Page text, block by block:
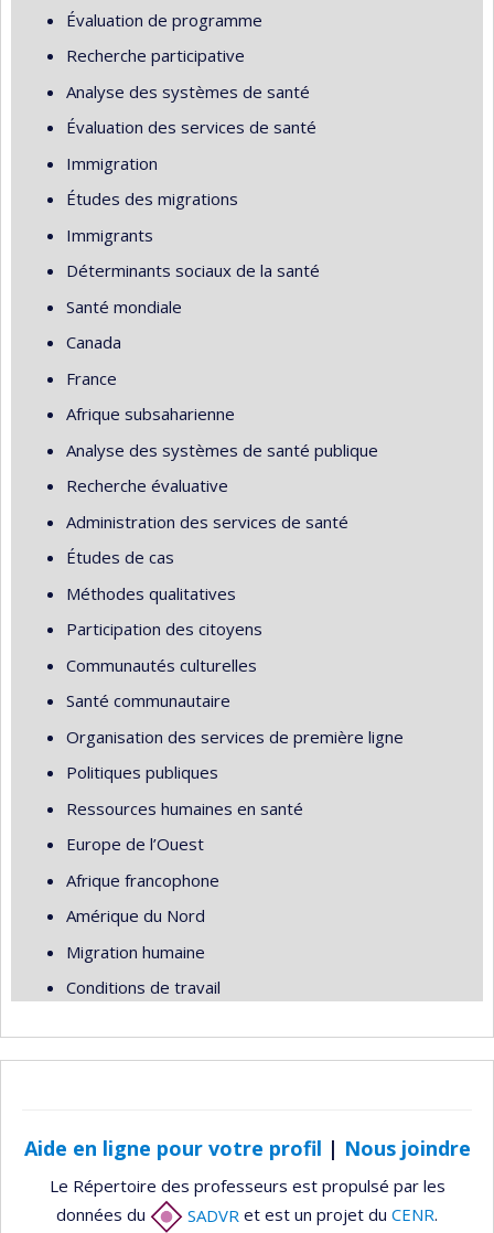
Évaluation de programme
Recherche participative
Analyse des systèmes de santé
Évaluation des services de santé
Immigration
Études des migrations
Immigrants
Déterminants sociaux de la santé
Santé mondiale
Canada
France
Afrique subsaharienne
Analyse des systèmes de santé publique
Recherche évaluative
Administration des services de santé
Études de cas
Méthodes qualitatives
Participation des citoyens
Communautés culturelles
Santé communautaire
Organisation des services de première ligne
Politiques publiques
Ressources humaines en santé
Europe de l’Ouest
Afrique francophone
Amérique du Nord
Migration humaine
Conditions de travail
Aide en ligne pour votre profil | Nous joindre
Le Répertoire des professeurs est propulsé par les
données du
SADVR et est un projet du CENR.